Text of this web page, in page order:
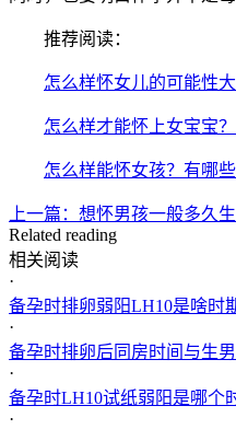
推荐阅读：
怎么样怀女儿的可能性
怎么样才能怀上女宝宝
怎么样能怀女孩？有哪些
上一篇：想怀男孩一般多久
Related reading
相关阅读
·
备孕时排卵弱阳LH10是啥时
·
备孕时排卵后同房时间与生
·
备孕时LH10试纸弱阳是哪个
·